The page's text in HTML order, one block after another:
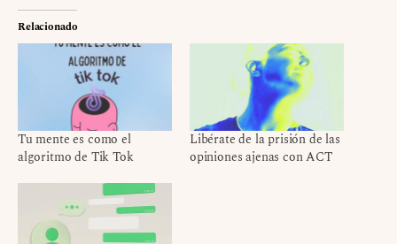
Relacionado
Tu mente es como el
algoritmo de Tik Tok
Libérate de la prisión de las
opiniones ajenas con ACT